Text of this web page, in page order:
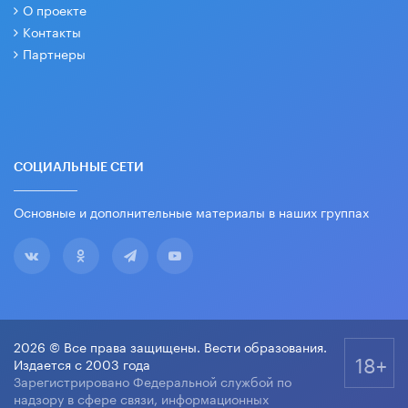
О проекте
Контакты
Партнеры
СОЦИАЛЬНЫЕ СЕТИ
Основные и дополнительные материалы в наших группах
2026 © Все права защищены. Вести образования.
Издается с 2003 года
Зарегистрировано Федеральной службой по
надзору в сфере связи, информационных
18+